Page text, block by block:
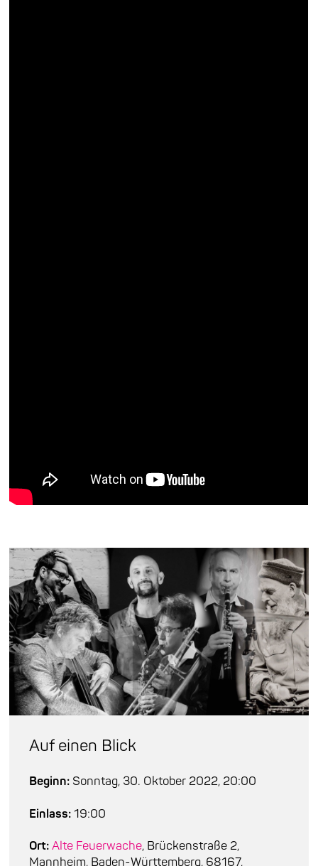
Auf einen Blick
Beginn: Sonntag, 30. Oktober 2022, 20:00
Einlass:19:00
Ort: Alte Feuerwache, Brückenstraße 2,
Mannheim, Baden-Württemberg, 68167,